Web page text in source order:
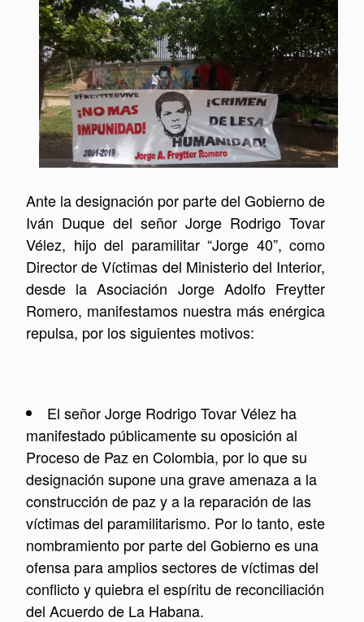
Ante la designación por parte del Gobierno de
Iván Duque del señor Jorge Rodrigo Tovar
Vélez, hijo del paramilitar “Jorge 40”, como
Director de Víctimas del Ministerio del Interior,
desde laAsociación Jorge Adolfo Freytter
Romero, manifestamos nuestra más enérgica
repulsa, por los siguientes motivos:
El señor Jorge Rodrigo Tovar Vélez ha
manifestado públicamente su oposición al
Proceso de Paz en Colombia, por lo que su
designación supone una grave amenaza a la
construcción de paz y a la reparación de las
víctimas del paramilitarismo. Por lo tanto, este
nombramiento por parte del Gobierno es una
ofensa para amplios sectores de víctimas del
conflicto y quiebra el espíritu de reconciliación
del Acuerdo de La Habana.